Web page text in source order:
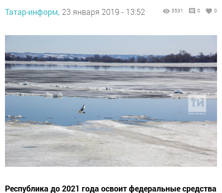
Татар-информ, 23 января 2019 - 13:52 3531 0 0
Республика до 2021 года освоит федеральные средства